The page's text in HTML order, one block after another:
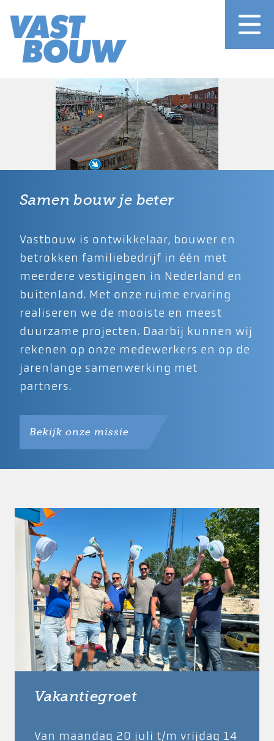
Samen bouw je beter
Vastbouw is ontwikkelaar, bouwer en
betrokken familiebedrijf in één met
meerdere vestigingen in Nederland en
buitenland. Met onze ruime ervaring
realiseren we de mooiste en meest
duurzame projecten. Daarbij kunnen wij
rekenen op onze medewerkers en op de
jarenlange samenwerking met
partners.
Bekijk onze missie
Vakantiegroet
Van maandag 20 juli t/m vrijdag 14